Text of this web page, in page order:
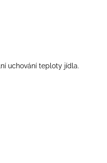
uchování teploty jídla.